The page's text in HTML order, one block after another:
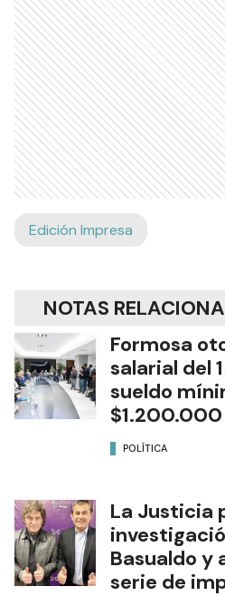
Edición Impresa
NOTAS
Formosa
salarial del
sueldo
$1.200.000
POLÍTICA
La Justicia
Basualdo y
serie de